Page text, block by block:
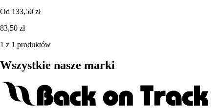
Od 133,50 zł
83,50 zł
1 z 1 produktów
Wszystkie nasze marki